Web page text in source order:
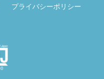
プライバシーポリシー